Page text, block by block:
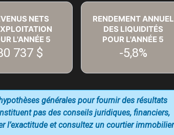
NETS
L'ANNÉE 5
737 $
RENDEMENT ANNUEL
DES LIQUIDITÉS
POUR L'ANNÉE 5
-5,8%
générales pour fournir des résultats
pas des conseils juridiques, financiers,
l’exactitude et consultez un courtier immobilier